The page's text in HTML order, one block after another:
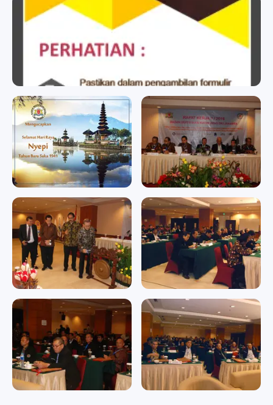
BADAN SERTIFIKASI KADIN
badan sertifikasi kadin
badan sertifikasi kadin
Memperingati Hari Raya
Nyepi Tahun Baru Saka
1941
Memperingati Hari Raya
Nyepi Tahun Baru Saka 1941
RAPAT KERJA II/2016
RAPAT KERJA II/2016
RAPAT KERJA II/2016
RAPAT KERJA II/2016
RAPAT KERJA II/2016
RAPAT KERJA II/2016